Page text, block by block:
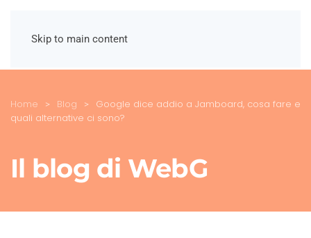
Skip to main content
Home Blog
Google dice addio a Jamboard, cosa fare e
quali alternative ci sono?
Il blog di WebG